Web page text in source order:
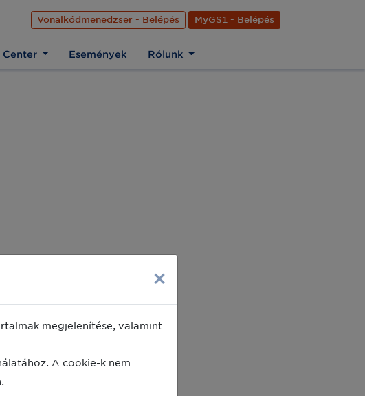
élet közös nyelve Hírek Kapcsolat Rólunk
EN
Vonalkódmenedzser - Belépés
MyGS1 - Belépés
Center Események Rólunk
×
megjelenítése, valamint
A cookie-k nem